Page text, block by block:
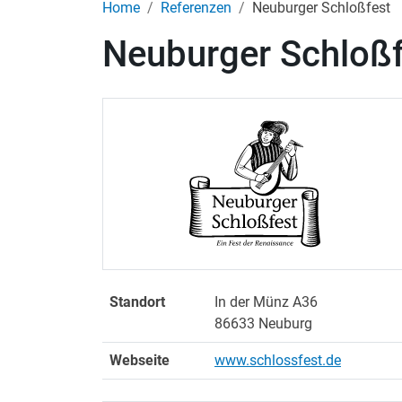
Home Referenzen Neuburger Schloßfest
Neuburger
Standort
In der Münz A36
86633 Neuburg
Webseite www.schlossfest.de